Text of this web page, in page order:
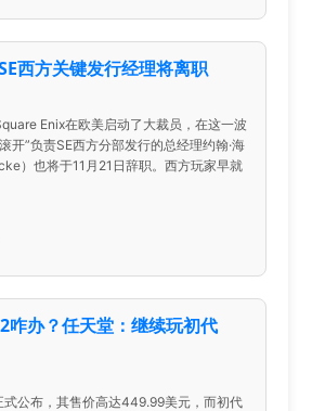
西方关键发行经理将离职
Enix在欧美启动了大裁员，在这一波
开”负责SE西方分部发行的总经理约翰·海
）也将于11月21日辞职。西方玩家早就
办？任天堂：继续玩初代
公布，其售价高达449.99美元，而初代